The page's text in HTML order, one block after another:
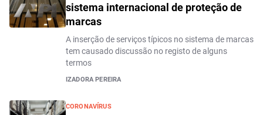
sistema internacional de proteção de
marcas
A inserção de serviços típicos no sistema de marcas
tem causado discussão no registo de alguns
termos
IZADORA PEREIRA
CORONAVÍRUS